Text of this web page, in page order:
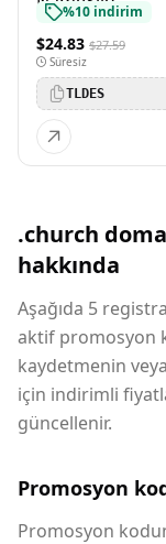
%10 indirim
$24.83 $27.59
Süresiz
TLDES
.church
hakkında
Aşağıda 5
aktif promosyon
kaydetmenin
için indirimli
güncellenir.
Promosyon
Promosyon